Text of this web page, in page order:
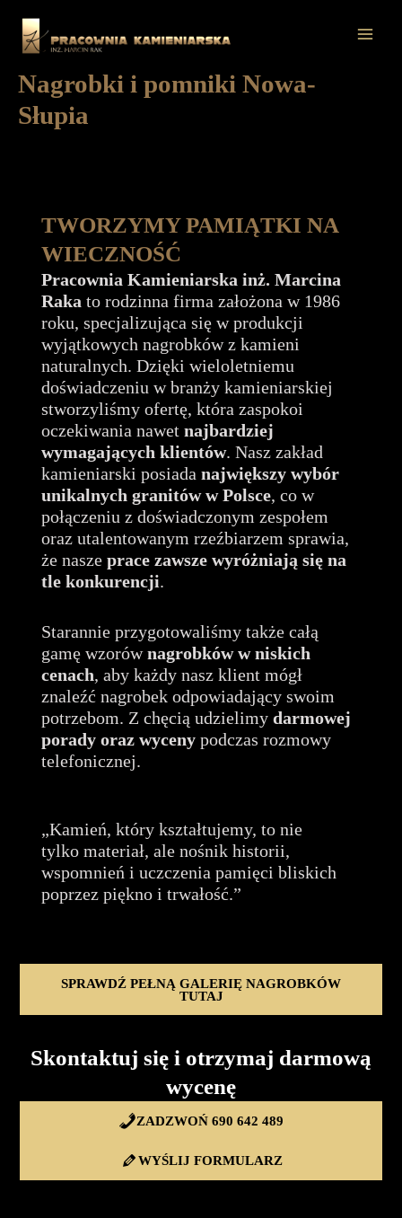
treści
Nagrobki i pomniki Nowa-
Słupia
TWORZYMY PAMIĄTKI NA
WIECZNOŚĆ
Pracownia Kamieniarska inż. Marcina
Raka to rodzinna firma założona w 1986
roku, specjalizująca się w produkcji
wyjątkowych nagrobków z kamieni
naturalnych. Dzięki wieloletniemu
doświadczeniu w branży kamieniarskiej
stworzyliśmy ofertę, która zaspokoi
oczekiwania nawet najbardziej
wymagających klientów. Nasz zakład
kamieniarski posiada największy wybór
unikalnych granitów w Polsce, co w
połączeniu z doświadczonym zespołem
oraz utalentowanym rzeźbiarzem sprawia,
że nasze prace zawsze wyróżniają się na
tle konkurencji.
Starannie przygotowaliśmy także całą
gamę wzorównagrobków w niskich
cenach, aby każdy nasz klient mógł
znaleźć nagrobek odpowiadający swoim
potrzebom. Z chęcią udzielimy darmowej
porady oraz wycenypodczas rozmowy
telefonicznej.
„Kamień, który kształtujemy, to nie
tylko materiał, ale nośnik historii,
wspomnień i uczczenia pamięci bliskich
poprzez piękno i trwałość.”
SPRAWDŹ PEŁNĄ GALERIĘ NAGROBKÓW
TUTAJ
Skontaktuj się i otrzymaj darmową
wycenę
ZADZWOŃ 690 642 489
WYŚLIJ FORMULARZ